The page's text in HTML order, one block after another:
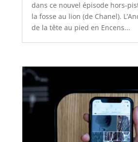
dans ce nouvel épisode hors-
la fosse au lion (de Chanel).
de la tête au pied en Encens...